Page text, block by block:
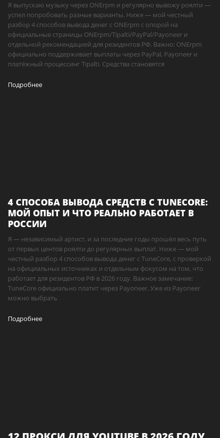
Я выпускаю музыку через ONErpm и регулярно вывожу роялти —
успел попробовать разные варианты. Ниже — мой честный
разбор 4 способов вывода денег с ONErpm с опорой на
официальные страницы ONErpm/Tipalti/PayPal/Payoneer и
отдельной рекомендацией для резидентов РФ. Важно: ONErpm
официально поддерживает выплаты через PayPal, Payoneer и
платёжный процессинг Tipalti. Средства становятся
Подробнее
4 СПОСОБА ВЫВОДА СРЕДСТВ С TUNECORE:
МОЙ ОПЫТ И ЧТО РЕАЛЬНО РАБОТАЕТ В
РОССИИ
Я — независимый артист, и за последние годы прошёл весь путь
от первых центов роялти до регулярных выплат. Ниже — мой
честный разбор 4 способов вывода денег с TuneCore, с проверкой
на официальных источниках и отдельным фокусом на том, что
работает для резидентов РФ в 2026 году. Важное замечание:
TuneCore официально платит через Payoneer. Уже из Payoneer
можно выбрать
Подробнее